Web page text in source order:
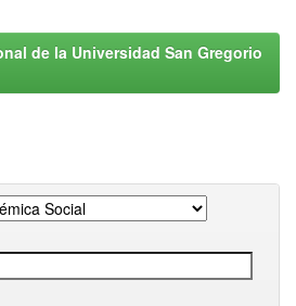
de la Universidad San Gregorio